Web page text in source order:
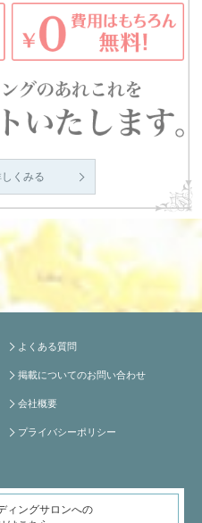
くみる
よくある質問
掲載についてのお問い合わせ
会社概要
プライバシーポリシー
ィングサロンへの